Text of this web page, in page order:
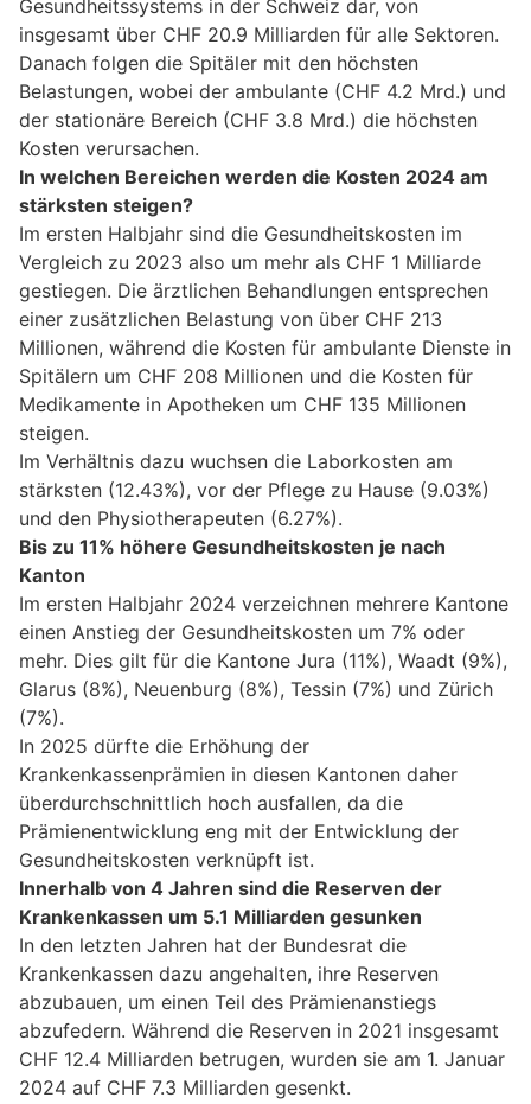
Gesundheitssystems in der Schweiz dar, von
insgesamt über CHF 20.9 Milliarden für alle Sektoren.
Danach folgen die Spitäler mit den höchsten
Belastungen, wobei der ambulante (CHF 4.2 Mrd.) und
der stationäre Bereich (CHF 3.8 Mrd.) die höchsten
Kosten verursachen.
In welchen Bereichen werden die Kosten 2024 am
stärksten steigen?
Im ersten Halbjahr sind die Gesundheitskosten im
Vergleich zu 2023 also um mehr als CHF 1 Milliarde
gestiegen. Die ärztlichen Behandlungen entsprechen
einer zusätzlichen Belastung von über CHF 213
Millionen, während die Kosten für ambulante Dienste in
Spitälern um CHF 208 Millionen und die Kosten für
Medikamente in Apotheken um CHF 135 Millionen
steigen.
Im Verhältnis dazu wuchsen die Laborkosten am
stärksten (12.43%), vor der Pflege zu Hause (9.03%)
und den Physiotherapeuten (6.27%).
Bis zu 11% höhere Gesundheitskosten je nach
Kanton
Im ersten Halbjahr 2024 verzeichnen mehrere Kantone
einen Anstieg der Gesundheitskosten um 7% oder
mehr. Dies gilt für die Kantone Jura (11%), Waadt (9%),
Glarus (8%), Neuenburg (8%), Tessin (7%) und Zürich
(7%).
In 2025 dürfte die Erhöhung der
Krankenkassenprämien in diesen Kantonen daher
überdurchschnittlich hoch ausfallen, da die
Prämienentwicklung eng mit der Entwicklung der
Gesundheitskosten verknüpft ist.
Innerhalb von 4 Jahren sind die Reserven der
Krankenkassen um 5.1 Milliarden gesunken
In den letzten Jahren hat der Bundesrat die
Krankenkassen dazu angehalten, ihre Reserven
abzubauen, um einen Teil des Prämienanstiegs
abzufedern. Während die Reserven in 2021 insgesamt
CHF 12.4 Milliarden betrugen, wurden sie am 1. Januar
2024 auf CHF 7.3 Milliarden gesenkt.